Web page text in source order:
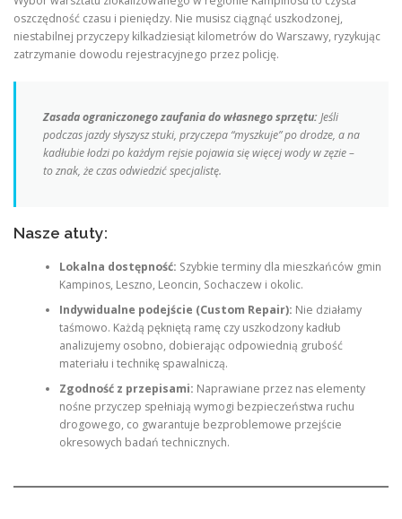
oszczędność czasu i pieniędzy. Nie musisz ciągnąć uszkodzonej,
niestabilnej przyczepy kilkadziesiąt kilometrów do Warszawy, ryzykując
zatrzymanie dowodu rejestracyjnego przez policję.
Zasada ograniczonego zaufania do własnego sprzętu:Jeśli
podczas jazdy słyszysz stuki, przyczepa “myszkuje” po drodze, a na
kadłubie łodzi po każdym rejsie pojawia się więcej wody w zęzie –
to znak, że czas odwiedzić specjalistę.
Nasze atuty:
Lokalna dostępność: Szybkie terminy dla mieszkańców gmin
Kampinos, Leszno, Leoncin, Sochaczew i okolic.
Indywidualne podejście (Custom Repair): Nie działamy
taśmowo. Każdą pękniętą ramę czy uszkodzony kadłub
analizujemy osobno, dobierając odpowiednią grubość
materiału i technikę spawalniczą.
Zgodność z przepisami: Naprawiane przez nas elementy
nośne przyczep spełniają wymogi bezpieczeństwa ruchu
drogowego, co gwarantuje bezproblemowe przejście
okresowych badań technicznych.